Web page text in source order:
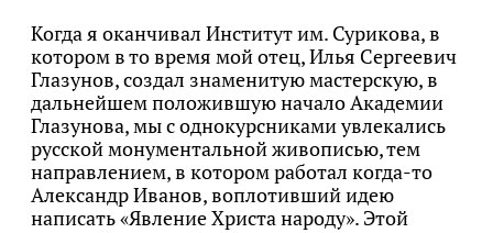
Когда я оканчивал Институт им. Сурикова, в
котором в то время мой отец, Илья Сергеевич
Глазунов, создал знаменитую мастерскую, в
дальнейшем положившую начало Академии
Глазунова, мы с однокурсниками увлекались
русской монументальной живописью, тем
направлением, в котором работал когда-то
Александр Иванов, воплотивший идею
написать «Явление Христа народу». Этой